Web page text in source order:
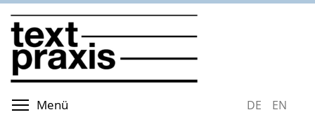
Direkt
zum
Inhalt
Menü Menüsichtbarkeit umschaltenDEUTSCH